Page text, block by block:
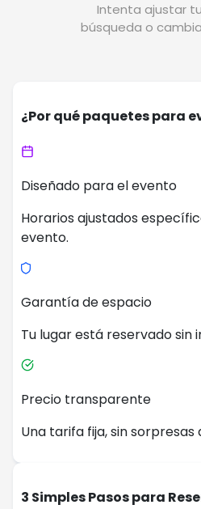
Intenta ajustar
búsqueda o
¿Por qué paquetes para
Diseñado para el evento
Horarios ajustados
evento.
Garantía de espacio
Tu lugar está reservado
Precio transparente
Una tarifa fija, sin sorpresas
3 Simples Pasos para